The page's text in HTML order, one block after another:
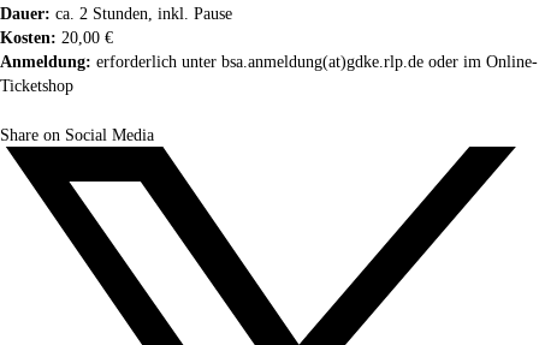
Dauer: ca. 2 Stunden, inkl. Pause
Kosten: 20,00 €
Anmeldung: erforderlich unter bsa.anmeldung(at)gdke.rlp.de oder im Online-
Ticketshop
Share on Social Media